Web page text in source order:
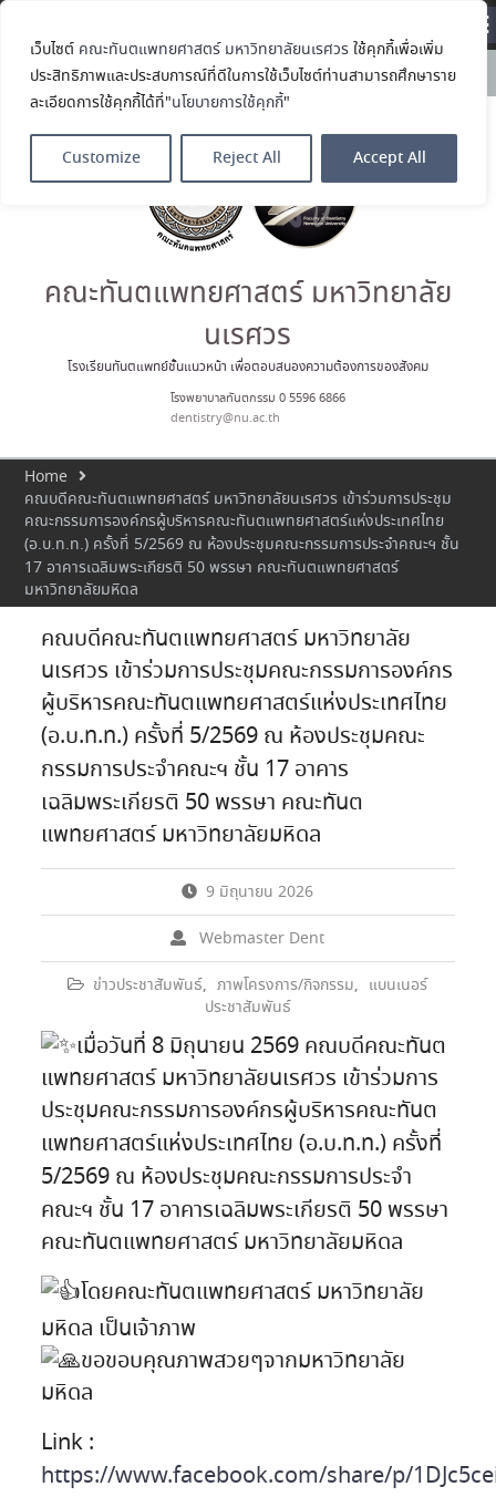
เว็บไซต์ คณะทันตแพทยศาสตร์ มหาวิทยาลัยนเรศวร ใช้คุกกี้เพื่อเพิ่ม
ประสิทธิภาพและประสบการณ์ที่ดีในการใช้เว็บไซต์ท่านสามารถศึกษาราย
ละเอียดการใช้คุกกี้ได้ที่"นโยบายการใช้คุกกี้"
Customize Reject All Accept All
News:
คณะทันตแพทยศาสตร์
มหาวิทยาลัยนเรศวร ร่วมออกบูธ
ประชาสัมพันธ์ หลักสูตรทันตแพทย
ประกาศนียบัตรผู้ช่วยทันตแพทย์
ในโครงการ Open House 2026
ตน ค้นหาตัวเอง
ประกาศคณะทันตแพทยศาสตร์
มหาวิทยาลัยนเรศวร เรื่อง ผู้ผ่าน
การสอบแข่งขันเข้าเป็นพนักงาน
ราชการ (เงินรายได้) ตำแหน่ง ผู้
ประมวลภาพบรรยากาศกิจกรรม
Dent Connect Board Game
2569 ณ คณะทันแพทยศาสตร์
คณะทันตแพทยศาสตร์ มหาวิทยาลัย
นเรศวร
โรงเรียนทันตแพทย์ชั้นแนวหน้า เพื่อตอบสนองความต้องการของสังคม
โรงพยาบาลทันตกรรม 0 5596 6866
dentistry@nu.ac.th
Home
คณบดีคณะทันตแพทยศาสตร์ มหาวิทยาลัยนเรศวร เข้าร่วมการประชุม
คณะกรรมการองค์กรผู้บริหารคณะทันตแพทยศาสตร์แห่งประเทศไทย
(อ.บ.ท.ท.) ครั้งที่ 5/2569 ณ ห้องประชุมคณะกรรมการประจำคณะฯ ชั้น
17 อาคารเฉลิมพระเกียรติ 50 พรรษา คณะทันตแพทยศาสตร์
มหาวิทยาลัยมหิดล
คณบดีคณะทันตแพทยศาสตร์ มหาวิทยาลัย
นเรศวร เข้าร่วมการประชุมคณะกรรมการองค์กร
ผู้บริหารคณะทันตแพทยศาสตร์แห่งประเทศไทย
(อ.บ.ท.ท.) ครั้งที่ 5/2569 ณ ห้องประชุมคณะ
กรรมการประจำคณะฯ ชั้น 17 อาคาร
เฉลิมพระเกียรติ 50 พรรษา คณะทันต
แพทยศาสตร์ มหาวิทยาลัยมหิดล
9 มิถุนายน 2026
Webmaster Dent
ข่าวประชาสัมพันธ์, ภาพโครงการ/กิจกรรม, แบนเนอร์
ประชาสัมพันธ์
เมื่อวันที่ 8 มิถุนายน 2569 คณบดีคณะทันต
แพทยศาสตร์ มหาวิทยาลัยนเรศวร เข้าร่วมการ
ประชุมคณะกรรมการองค์กรผู้บริหารคณะทันต
แพทยศาสตร์แห่งประเทศไทย (อ.บ.ท.ท.) ครั้งที่
5/2569 ณ ห้องประชุมคณะกรรมการประจำ
คณะฯ ชั้น 17 อาคารเฉลิมพระเกียรติ 50 พรรษา
คณะทันตแพทยศาสตร์ มหาวิทยาลัยมหิดล
โดยคณะทันตแพทยศาสตร์ มหาวิทยาลัย
มหิดล เป็นเจ้าภาพ
ขอขอบคุณภาพสวยๆจากมหาวิทยาลัย
มหิดล
Link :
https://www.facebook.com/share/p/